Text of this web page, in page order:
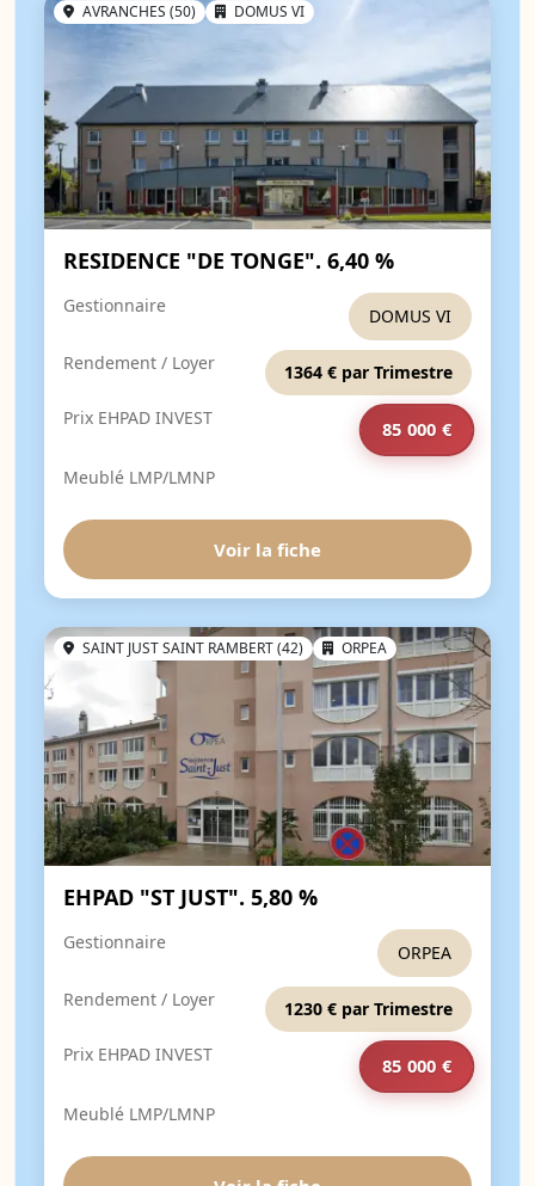
AVRANCHES (50) DOMUS VI
RESIDENCE "DE TONGE". 6,40 %
Gestionnaire DOMUS VI
Rendement / Loyer
1364 € par Trimestre
Prix EHPAD INVEST
85 000 €
Meublé LMP/LMNP
Voir la fiche
SAINT JUST SAINT RAMBERT (42) ORPEA
EHPAD "ST JUST". 5,80 %
Gestionnaire ORPEA
Rendement / Loyer
1230 € par Trimestre
Prix EHPAD INVEST
85 000 €
Meublé LMP/LMNP